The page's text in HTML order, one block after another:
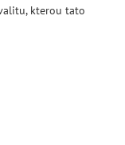
kterou tato